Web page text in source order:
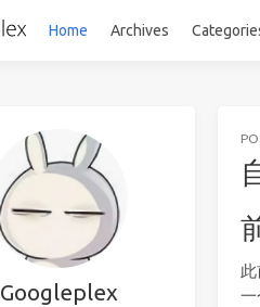
Home Archives
一
Googleplex